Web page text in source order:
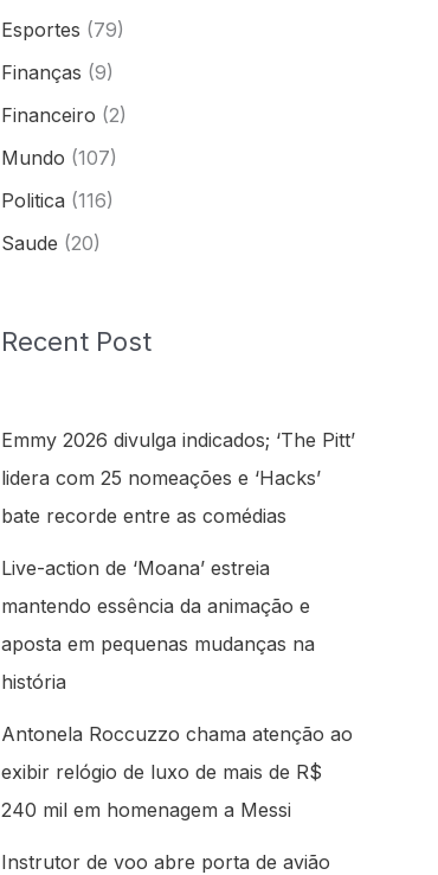
Esportes (79)
Finanças (9)
Financeiro (2)
Mundo (107)
Politica (116)
Saude (20)
Recent Post
Emmy 2026 divulga indicados; ‘The Pitt’
lidera com 25 nomeações e ‘Hacks’
bate recorde entre as comédias
Live-action de ‘Moana’ estreia
mantendo essência da animação e
aposta em pequenas mudanças na
história
Antonela Roccuzzo chama atenção ao
exibir relógio de luxo de mais de R$
240 mil em homenagem a Messi
Instrutor de voo abre porta de avião